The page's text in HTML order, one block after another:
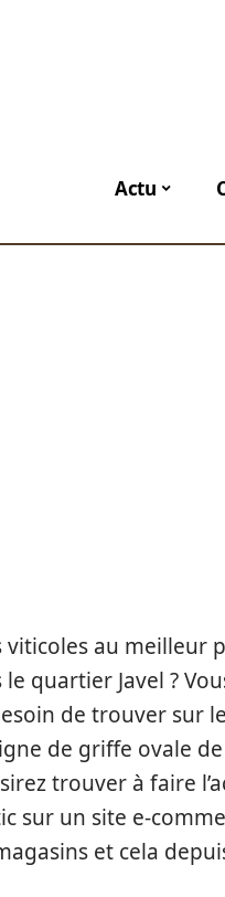
Actu
viticoles au meilleur
quartier Javel ?
de trouver sur
de griffe ovale
trouver à faire
sur un site e-
et cela